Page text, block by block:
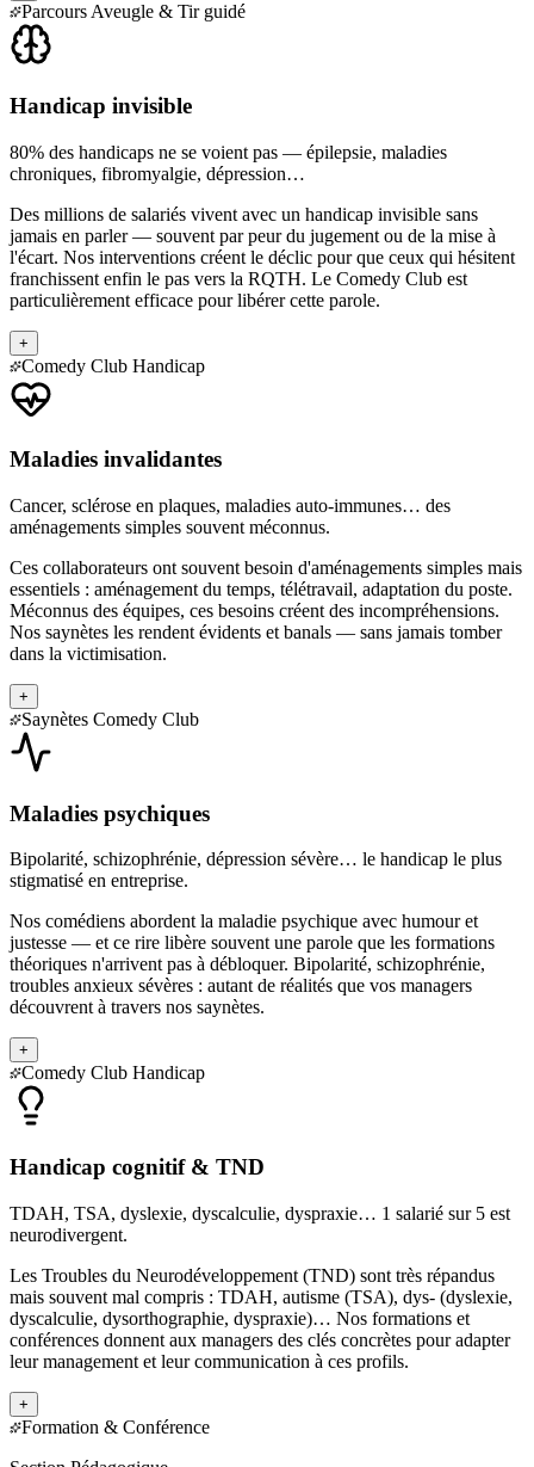
Parcours Aveugle & Tir guidé
Handicap invisible
80% des handicaps ne se voient pas — épilepsie, maladies
chroniques, fibromyalgie, dépression…
Des millions de salariés vivent avec un handicap invisible sans
jamais en parler — souvent par peur du jugement ou de la mise à
l'écart. Nos interventions créent le déclic pour que ceux qui hésitent
franchissent enfin le pas vers la RQTH. Le Comedy Club est
particulièrement efficace pour libérer cette parole.
+
Comedy Club Handicap
Maladies invalidantes
Cancer, sclérose en plaques, maladies auto-immunes… des
aménagements simples souvent méconnus.
Ces collaborateurs ont souvent besoin d'aménagements simples mais
essentiels : aménagement du temps, télétravail, adaptation du poste.
Méconnus des équipes, ces besoins créent des incompréhensions.
Nos saynètes les rendent évidents et banals — sans jamais tomber
dans la victimisation.
+
Saynètes Comedy Club
Maladies psychiques
Bipolarité, schizophrénie, dépression sévère… le handicap le plus
stigmatisé en entreprise.
Nos comédiens abordent la maladie psychique avec humour et
justesse — et ce rire libère souvent une parole que les formations
théoriques n'arrivent pas à débloquer. Bipolarité, schizophrénie,
troubles anxieux sévères : autant de réalités que vos managers
découvrent à travers nos saynètes.
+
Comedy Club Handicap
Handicap cognitif & TND
TDAH, TSA, dyslexie, dyscalculie, dyspraxie… 1 salarié sur 5 est
neurodivergent.
Les Troubles du Neurodéveloppement (TND) sont très répandus
mais souvent mal compris : TDAH, autisme (TSA), dys- (dyslexie,
dyscalculie, dysorthographie, dyspraxie)… Nos formations et
conférences donnent aux managers des clés concrètes pour adapter
leur management et leur communication à ces profils.
+
Formation & Conférence